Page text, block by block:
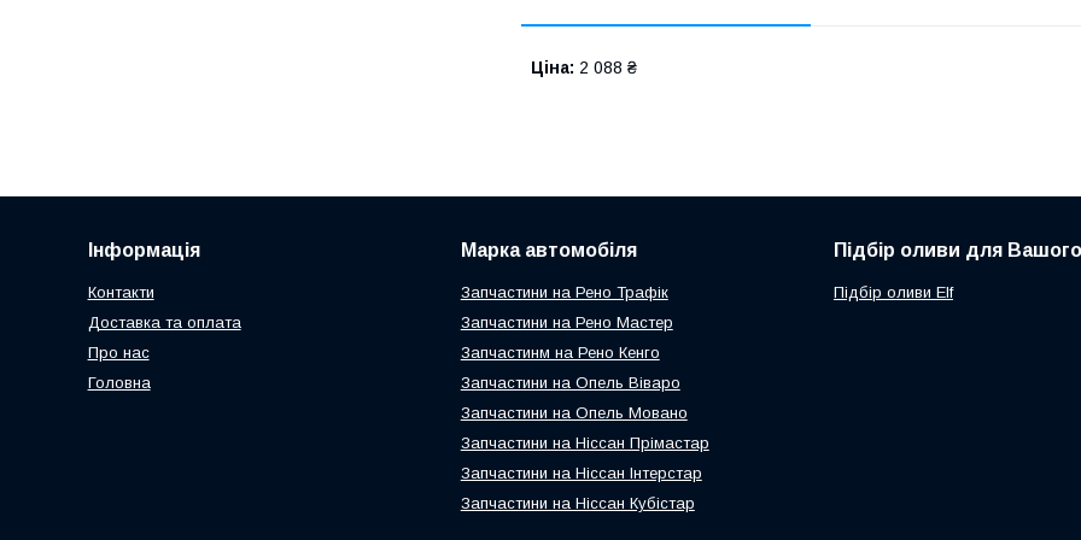
Ціна: 2 088 ₴
Інформація
Контакти
Доставка та оплата
Про нас
Головна
Марка автомобіля
Запчастини на Рено Трафік
Запчастини на Рено Мастер
Запчастинм на Рено Кенго
Запчастини на Опель Віваро
Запчастини на Опель Мовано
Запчастини на Ніссан Прімастар
Запчастини на Ніссан Інтерстар
Запчастини на Ніссан Кубістар
Підбір оливи для
Підбір оливи Elf